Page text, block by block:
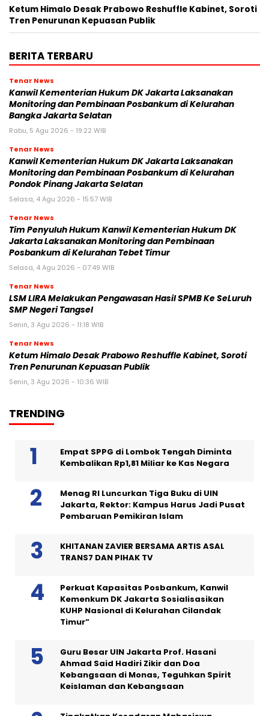
Ketum Himalo Desak Prabowo Reshuffle Kabinet, Soroti
Tren Penurunan Kepuasan Publik
BERITA TERBARU
Tenar News
Kanwil Kementerian Hukum DK Jakarta Laksanakan
Monitoring dan Pembinaan Posbankum di Kelurahan
Bangka Jakarta Selatan
Rabu, 5 Agu 2026 - 19:22 WIB
Tenar News
Kanwil Kementerian Hukum DK Jakarta Laksanakan
Monitoring dan Pembinaan Posbankum di Kelurahan
Pondok Pinang Jakarta Selatan
Selasa, 4 Agu 2026 - 15:57 WIB
Tenar News
Tim Penyuluh Hukum Kanwil Kementerian Hukum DK
Jakarta Laksanakan Monitoring dan Pembinaan
Posbankum di Kelurahan Tebet Timur
Selasa, 4 Agu 2026 - 07:49 WIB
Tenar News
LSM LIRA Melakukan Pengawasan Hasil SPMB Ke SeLuruh
SMP Negeri Tangsel
Senin, 3 Agu 2026 - 11:18 WIB
Tenar News
Ketum Himalo Desak Prabowo Reshuffle Kabinet, Soroti
Tren Penurunan Kepuasan Publik
Senin, 3 Agu 2026 - 10:36 WIB
TRENDING
Empat SPPG di Lombok Tengah Diminta
Kembalikan Rp1,81 Miliar ke Kas Negara
Menag RI Luncurkan Tiga Buku di UIN
Jakarta, Rektor: Kampus Harus Jadi Pusat
Pembaruan Pemikiran Islam
KHITANAN ZAVIER BERSAMA ARTIS ASAL
TRANS7 DAN PIHAK TV
Perkuat Kapasitas Posbankum, Kanwil
Kemenkum DK Jakarta Sosialisasikan
KUHP Nasional di Kelurahan Cilandak
Timur”
Guru Besar UIN Jakarta Prof. Hasani
Ahmad Said Hadiri Zikir dan Doa
Kebangsaan di Monas, Teguhkan Spirit
Keislaman dan Kebangsaan